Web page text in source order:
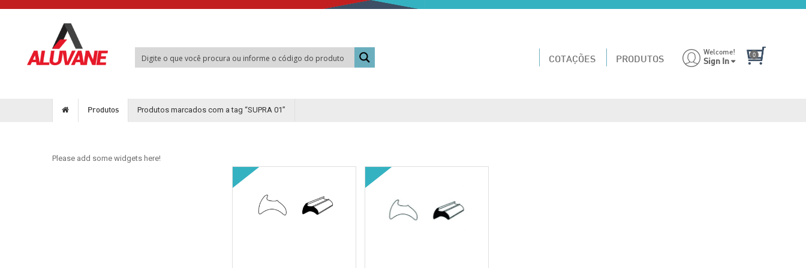
PLEASE ADD SOME WIDGETS HERE!
Welcome!
Sign In
COTAÇÕES PRODUTOS
Produtos Produtos marcados com a tag “SUPRA 01”
Please add some widgets here!